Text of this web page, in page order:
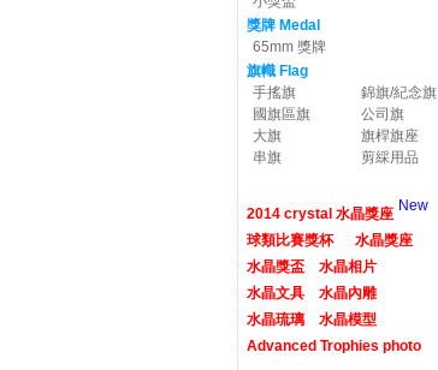
獎牌 Medal
65mm 獎牌
旗幟 Flag
手搖旗
錦旗/紀念旗
國旗區旗
公司旗
大旗
旗桿旗座
串旗
剪綵用品
2014 crystal 水晶獎座 New
球類比賽獎杯
水晶獎座
水晶獎盃
水晶相片
水晶文具
水晶內雕
水晶琉璃
水晶模型
Advanced Trophies photo